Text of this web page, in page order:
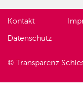
© Transparenz
Kontakt
Datenschutz